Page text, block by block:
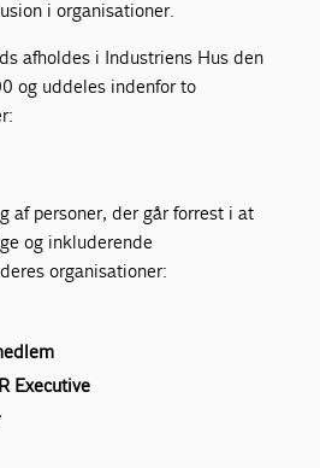
i organisationer.
afholdes i Industriens Hus den
og uddeles indenfor to
af personer, der går forrest i at
og inkluderende
organisationer:
Executive